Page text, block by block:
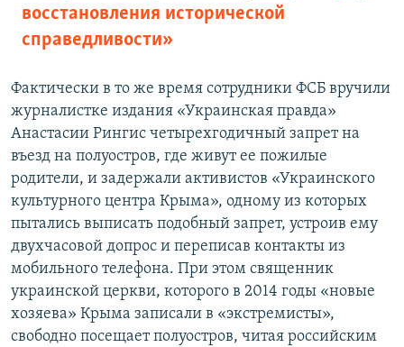
восстановления исторической
справедливости»
Фактически в то же время сотрудники ФСБ вручили
журналистке издания «Украинская правда»
Анастасии Рингис четырехгодичный запрет на
въезд на полуостров, где живут ее пожилые
родители, и задержали активистов «Украинского
культурного центра Крыма», одному из которых
пытались выписать подобный запрет, устроив ему
двухчасовой допрос и переписав контакты из
мобильного телефона. При этом священник
украинской церкви, которого в 2014 годы «новые
хозяева» Крыма записали в «экстремисты»,
свободно посещает полуостров, читая российским